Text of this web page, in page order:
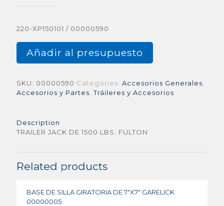
220-XP150101 / 00000590
Añadir al presupuesto
SKU: 00000590 Categories: Accesorios Generales
Accesorios y Partes ,Tráileres y Accesorios
Description
TRAILER JACK DE 1500 LBS. FULTON
Related products
BASE DE SILLA GIRATORIA DE 7″X7″ GARELICK
00000005